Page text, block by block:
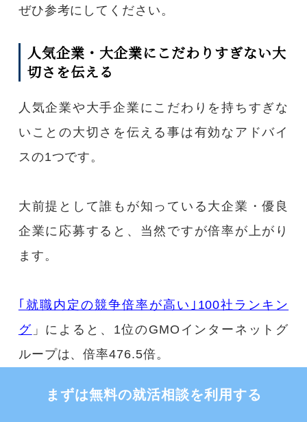
ぜひ参考にしてください。
人気企業・大企業にこだわりすぎない大
切さを伝える
人気企業や大手企業にこだわりを持ちすぎな
いことの大切さを伝える事は有効なアドバイ
スの1つです。
大前提として誰もが知っている大企業・優良
企業に応募すると、当然ですが倍率が上がり
ます。
｢就職内定の競争倍率が高い｣100社ランキン
グ 」によると、1位のGMOインターネットグ
ループは、倍率476.5倍。
応募者が数千人に対し内定者わずか2名の超難
まずは無料の就活相談を利用する